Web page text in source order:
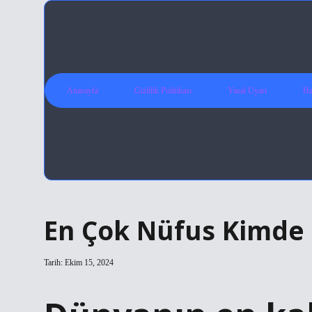
Anasayfa Gizlilik Politikası Yasal Uyarı
En Çok Nüfus Kimde
Tarih: Ekim 15, 2024